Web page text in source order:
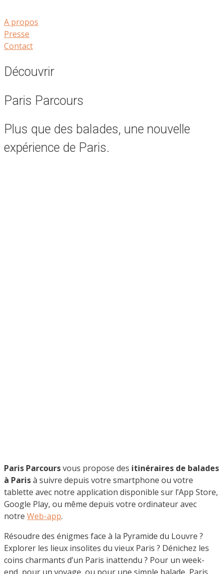
A propos
Presse
Contact
Découvrir
Paris Parcours
Plus que des balades, une nouvelle
expérience de Paris.
Paris Parcoursvous propose des itinéraires de balades
à Parisà suivre depuis votre smartphone ou votre
tablette avec notre application disponible sur l’App Store,
Google Play, ou même depuis votre ordinateur avec
notre Web-app.
Résoudre des énigmes face à la Pyramide du Louvre ?
Explorer les lieux insolites du vieux Paris ? Dénichez les
coins charmants d’un Paris inattendu ? Pour un week-